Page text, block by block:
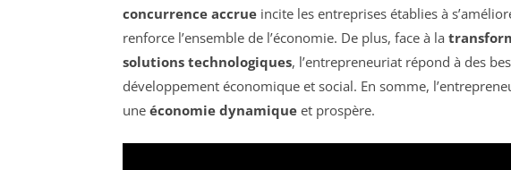
concurrence accrue incite les entreprises établies à
renforce l’ensemble de l’économie. De plus, face à la
solutions technologiques, l’entrepreneuriat répond à des
développement économique et social. En somme,
une économie dynamique et prospère.